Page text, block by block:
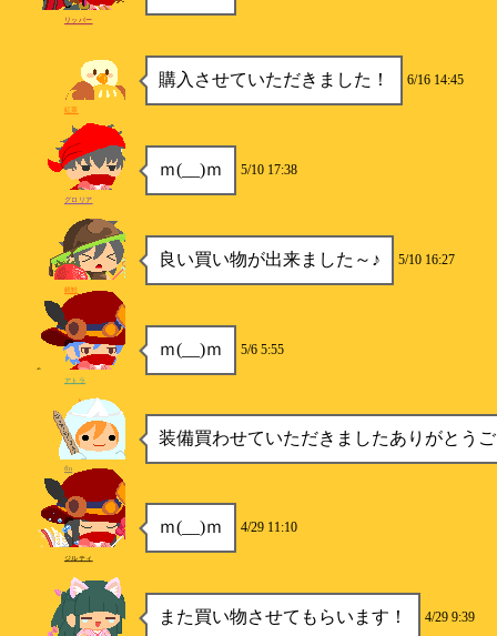
リッパー
購入させていただきました！ 6/16 14:45
紅茶
ｍ(__)ｍ 5/10 17:38
グロリア
良い買い物が出来ました～♪ 5/10 16:27
銀鮭
ｍ(__)ｍ 5/6 5:55
アトラ
装備買わせていただきましたありがとう
fln
ｍ(__)ｍ 4/29 11:10
ジルティ
また買い物させてもらいます！ 4/29 9:39